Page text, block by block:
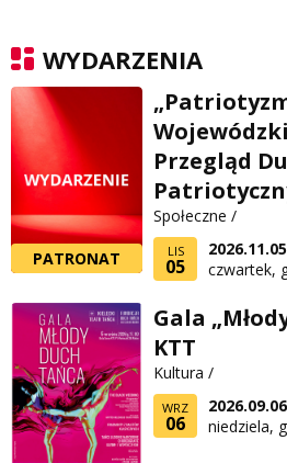
WYDARZENIA
PATRONAT
Przegląd
Społeczne /
LIS
05
2026.11.05
czwartek,
Gala
KTT
Kultura /
WRZ
06
2026.09.06
niedziela,